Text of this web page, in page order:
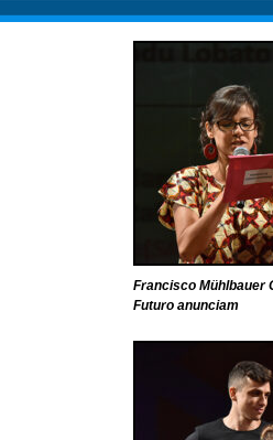
Francisco Mühlbauer
Futuro anunciam